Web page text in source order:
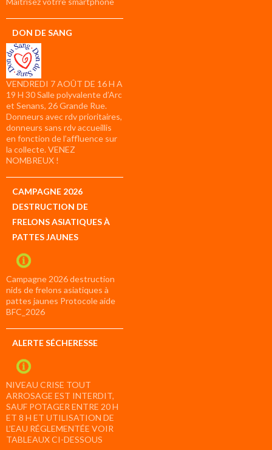
DON DE SANG
VENDREDI 7 AOÛT DE 16 H A
19 H 30 Salle polyvalente d’Arc
et Senans, 26 Grande Rue.
Donneurs avec rdv prioritaires,
donneurs sans rdv accueillis
en fonction de l’affluence sur
la collecte. VENEZ
NOMBREUX !
CAMPAGNE 2026
DESTRUCTION DE
FRELONS ASIATIQUES À
PATTES JAUNES
Campagne 2026 destruction
nids de frelons asiatiques à
pattes jaunes Protocole aide
BFC_2026
ALERTE SÉCHERESSE
NIVEAU CRISE TOUT
ARROSAGE EST INTERDIT,
SAUF POTAGER ENTRE 20 H
ET 8 H ET UTILISATION DE
L’EAU RÉGLEMENTÉE VOIR
TABLEAUX CI-DESSOUS